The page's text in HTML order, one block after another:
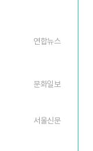
연합뉴스
문화일보
서울신문